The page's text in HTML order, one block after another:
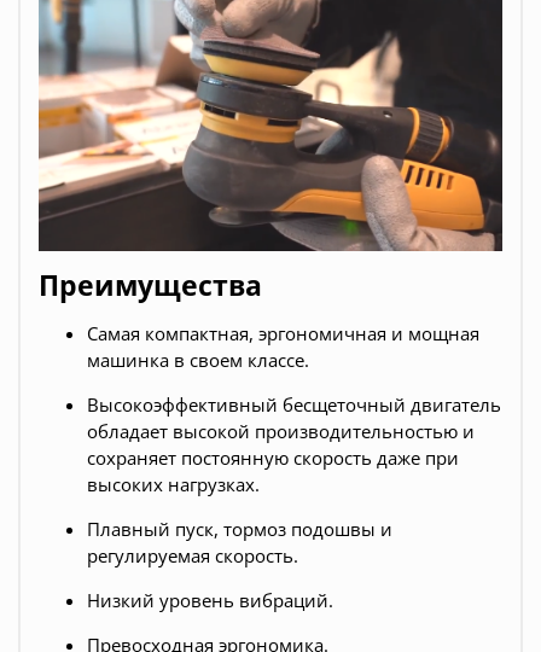
Преимущества
Самая компактная, эргономичная и мощная
машинка в своем классе.
Высокоэффективный бесщеточный двигатель
обладает высокой производительностью и
сохраняет постоянную скорость даже при
высоких нагрузках.
Плавный пуск, тормоз подошвы и
регулируемая скорость.
Низкий уровень вибраций.
Превосходная эргономика.